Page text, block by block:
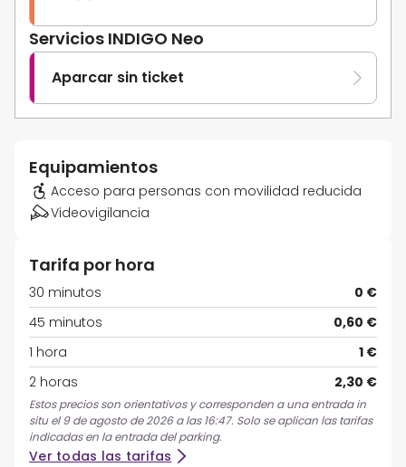
Servicios INDIGO Neo
Aparcar sin ticket
Equipamientos
Acceso para personas con movilidad reducida
Videovigilancia
Tarifa por hora
30 minutos
0 €
45 minutos
0,60 €
1 hora
1 €
2 horas
2,30 €
Estos precios son orientativos y corresponden a una entrada in
situ el 9 de agosto de 2026 a las 16:47. Solo se aplican las tarifas
indicadas en la entrada del parking.
Ver todas las tarifas